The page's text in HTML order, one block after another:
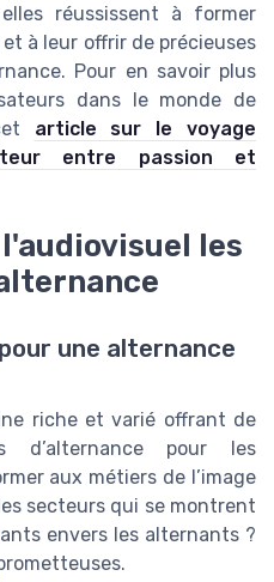
réussissent à former
à leur offrir de précieuses
Pour en savoir plus
dans le monde de
article sur le voyage
entre passion et
les
une alternance
riche et varié offrant de
d’alternance pour les
aux métiers de l’image
secteurs qui se montrent
envers les alternants ?